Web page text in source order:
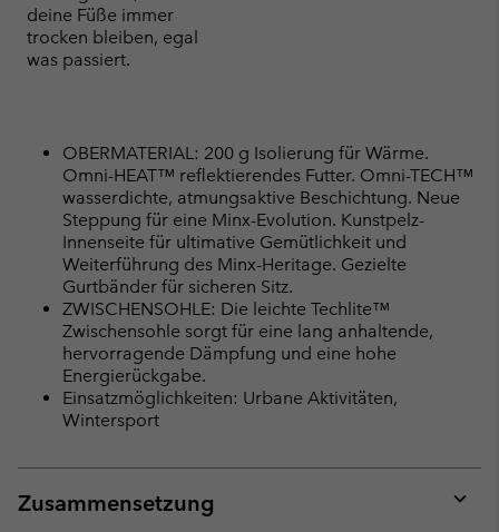
deine Füße immer
trocken bleiben, egal
was passiert.
OBERMATERIAL: 200 g Isolierung für Wärme.
Omni-HEAT™ reflektierendes Futter. Omni-TECH™
wasserdichte, atmungsaktive Beschichtung. Neue
Steppung für eine Minx-Evolution. Kunstpelz-
Innenseite für ultimative Gemütlichkeit und
Weiterführung des Minx-Heritage. Gezielte
Gurtbänder für sicheren Sitz.
ZWISCHENSOHLE: Die leichte Techlite™
Zwischensohle sorgt für eine lang anhaltende,
hervorragende Dämpfung und eine hohe
Energierückgabe.
Einsatzmöglichkeiten: Urbane Aktivitäten,
Wintersport
Zusammensetzung